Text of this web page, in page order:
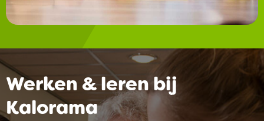
Werken & leren bij
Kalorama